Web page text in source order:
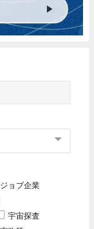
ョブ企業
宇宙探査